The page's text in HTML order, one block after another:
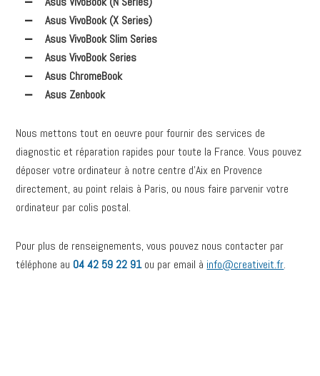
Asus VivoBook (X Series)
Asus VivoBook Slim Series
Asus VivoBook Series
Asus ChromeBook
Asus Zenbook
Nous mettons tout en oeuvre pour fournir des services de
diagnostic et réparation rapides pour toute la France. Vous pouvez
déposer votre ordinateur à notre centre d’Aix en Provence
directement, au point relais à Paris, ou nous faire parvenir votre
ordinateur par colis postal.
Pour plus de renseignements, vous pouvez nous contacter par
téléphone au 04 42 59 22 91ou par email à info@creativeit.fr.